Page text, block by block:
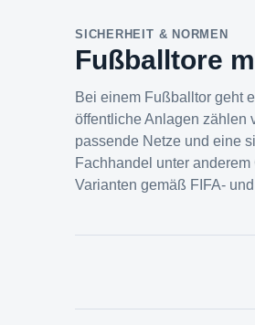
SICHERHEIT & NORMEN
Fußballtore
Bei einem Fußballtor geht
öffentliche Anlagen zählen
passende Netze und eine
Fachhandel unter
Varianten gemäß FIFA-